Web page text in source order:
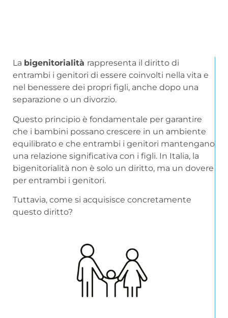
La bigenitorialità rappresenta il diritto di
entrambi i genitori di essere coinvolti nella vita e
nel benessere dei propri figli, anche dopo una
separazione o un divorzio.
Questo principio è fondamentale per garantire
che i bambini possano crescere in un ambiente
equilibrato e che entrambi i genitori mantengano
una relazione significativa con i figli. In Italia, la
bigenitorialità non è solo un diritto, ma un dovere
per entrambi i genitori.
Tuttavia, come si acquisisce concretamente
questo diritto?